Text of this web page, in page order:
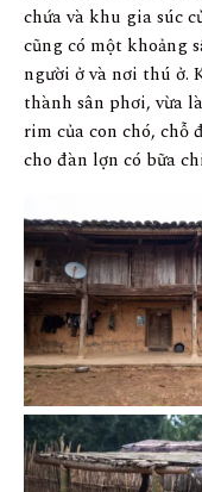
chứa và khu gia súc
cũng có một khoảng
người ở và nơi thú ở.
thành sân phơi, vừa
rim của con chó, chỗ
cho đàn lợn có bữa